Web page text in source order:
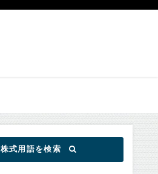
株式用語を検索